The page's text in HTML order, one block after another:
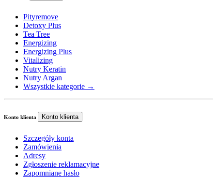
Pityremove
Detoxy Plus
Tea Tree
Energizing
Energizing Plus
Vitalizing
Nutry Keratin
Nutry Argan
Wszystkie kategorie →
Konto klienta Konto klienta
Szczegóły konta
Zamówienia
Adresy
Zgłoszenie reklamacyjne
Zapomniane hasło